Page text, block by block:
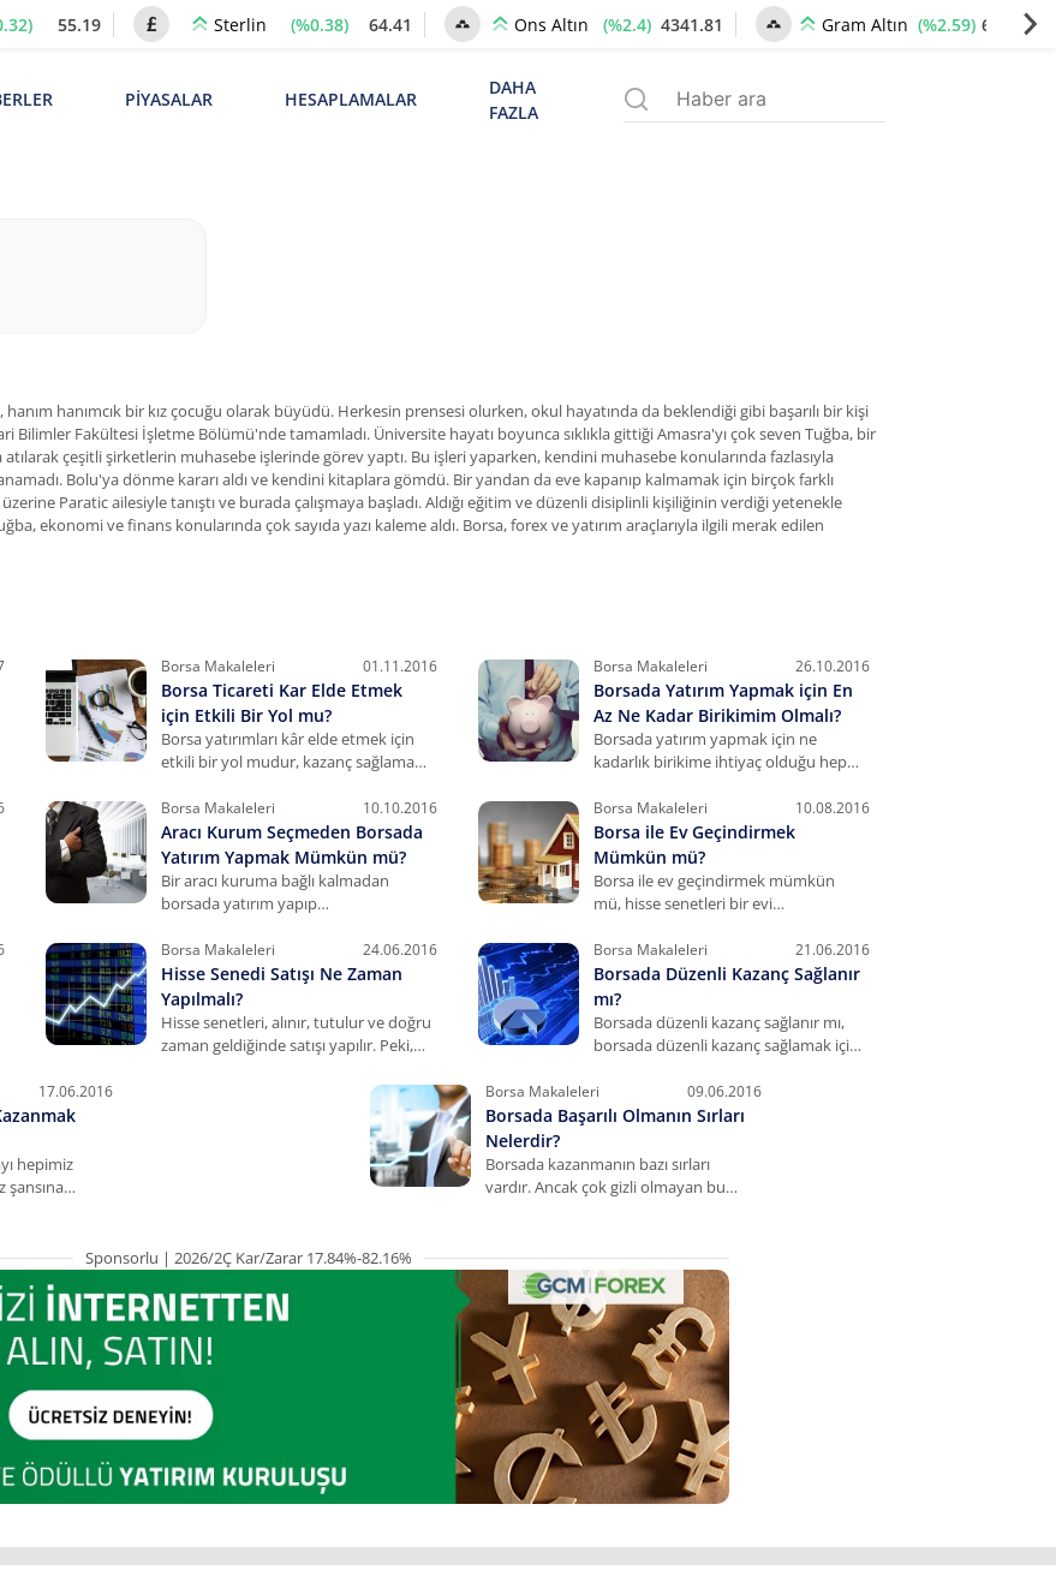
55.19 Sterlin (%0.38) 64.41 Ons Altın (%2.4) 4341.81 Gram Altın (%2.59) 6660.55
PİYASALAR HESAPLAMALAR
DAHA
FAZLA
hanımcık bir kız çocuğu olarak büyüdü. Herkesin prensesi olurken, okul hayatında da beklendiği gibi başarılı bir kişi
Bilimler Fakültesi İşletme Bölümü'nde tamamladı. Üniversite hayatı boyunca sıklıkla gittiği Amasra'yı çok seven Tuğba, bir
çeşitli şirketlerin muhasebe işlerinde görev yaptı. Bu işleri yaparken, kendini muhasebe konularında fazlasıyla
Bolu'ya dönme kararı aldı ve kendini kitaplara gömdü. Bir yandan da eve kapanıp kalmamak için birçok farklı
Paratic ailesiyle tanıştı ve burada çalışmaya başladı. Aldığı eğitim ve düzenli disiplinli kişiliğinin verdiği yetenekle
ekonomi ve finans konularında çok sayıda yazı kaleme aldı. Borsa, forex ve yatırım araçlarıyla ilgili merak edilen
Borsa Makaleleri 01.11.2016
Borsa Ticareti Kar Elde Etmek
için Etkili Bir Yol mu?
Borsa yatırımları kâr elde etmek için
etkili bir yol mudur, kazanç sağlamak
sorularının yanıtları bu yazıda!
Borsa Makaleleri 26.10.2016
Borsada Yatırım Yapmak için En
Az Ne Kadar Birikimim Olmalı?
Borsada yatırım yapmak için ne
kadarlık birikime ihtiyaç olduğu hep
aydınlatacak değerli bilgiler:
Borsa Makaleleri 10.10.2016
Aracı Kurum Seçmeden Borsada
Yatırım Yapmak Mümkün mü?
Bir aracı kuruma bağlı kalmadan
borsada yatırım yapıp
birazdan okuyacaklarınız sizi
bilgilendirecektir.
Borsa Makaleleri 10.08.2016
Borsa ile Ev Geçindirmek
Mümkün mü?
Borsa ile ev geçindirmek mümkün
mü, hisse senetleri bir evi
fazlasını sizler için yanıtladık. İşte
merak edilenler:
Borsa Makaleleri 24.06.2016
Hisse Senedi Satışı Ne Zaman
Yapılmalı?
Hisse senetleri, alınır, tutulur ve doğru
zaman geldiğinde satışı yapılır. Peki,
Borsa Makaleleri 21.06.2016
Borsada Düzenli Kazanç Sağlanır
mı?
Borsada düzenli kazanç sağlanır mı,
borsada düzenli kazanç sağlamak için
ve daha fazlasının yanıtı içeriğimizde!
17.06.2016
hepimiz
şansına
Borsa Makaleleri 09.06.2016
Borsada Başarılı Olmanın Sırları
Nelerdir?
Borsada kazanmanın bazı sırları
vardır. Ancak çok gizli olmayan bu
Sponsorlu | 2026/2Ç Kar/Zarar 17.84%-82.16%